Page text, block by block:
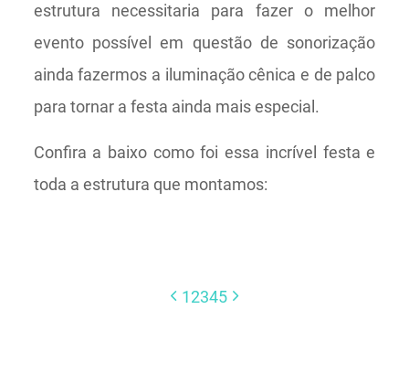
estrutura necessitaria para fazer o melhor
evento possível em questão de sonorização
ainda fazermos a iluminação cênica e de palco
para tornar a festa ainda mais especial.
Confira a baixo como foi essa incrível festa e
toda a estrutura que montamos:
12345